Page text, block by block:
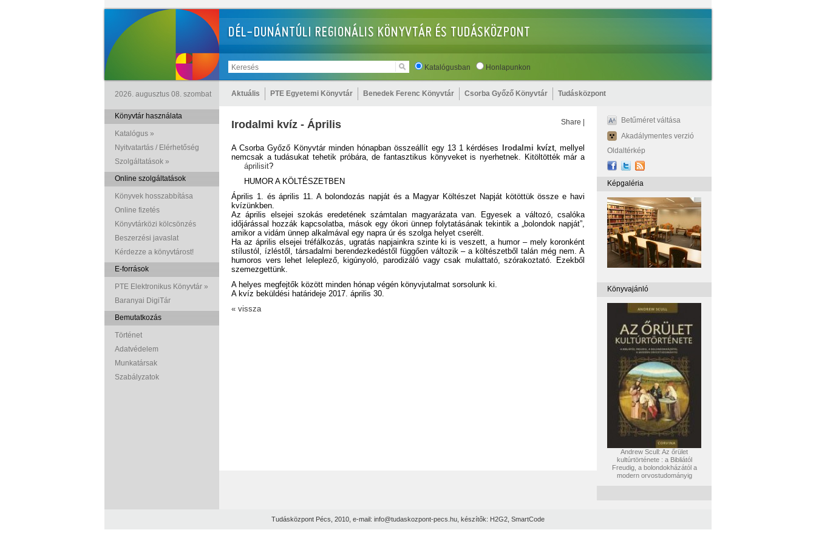
Katalógusban Honlapunkon
2026. augusztus 08. szombat Aktuális PTE Egyetemi Könyvtár Benedek Ferenc Könyvtár Csorba Győző Könyvtár Tudásközpont
Könyvtár használata
Katalógus »
Nyitvatartás / Elérhetőség
Szolgáltatások »
Online szolgáltatások
Könyvek hosszabbítása
Online fizetés
Könyvtárközi kölcsönzés
Beszerzési javaslat
Kérdezze a könyvtárost!
E-források
PTE Elektronikus Könyvtár »
Baranyai DigiTár
Bemutatkozás
Történet
Adatvédelem
Munkatársak
Szabályzatok
Share
Irodalmi kvíz - Április
A Csorba Győző Könyvtár minden hónapban összeállít egy 13 1 kérdéses Irodalmi kvízt, mellyel
nemcsak a tudásukat tehetik próbára, de fantasztikus könyveket is nyerhetnek. Kitöltötték már a
áprilisit?
HUMOR A KÖLTÉSZETBEN
Április 1. és április 11. A bolondozás napját és a Magyar Költészet Napját kötöttük össze e havi
kvízünkben.
Az április elsejei szokás eredetének számtalan magyarázata van. Egyesek a változó, csalóka
időjárással hozzák kapcsolatba, mások egy ókori ünnep folytatásának tekintik a „bolondok napját”,
amikor a vidám ünnep alkalmával egy napra úr és szolga helyet cserélt.
Ha az április elsejei tréfálkozás, ugratás napjainkra szinte ki is veszett, a humor – mely koronként
stílustól, ízléstől, társadalmi berendezkedéstől függően változik – a költészetből talán még nem. A
humoros vers lehet leleplező, kigúnyoló, parodizáló vagy csak mulattató, szórakoztató. Ezekből
szemezgettünk.
A helyes megfejtők között minden hónap végén könyvjutalmat sorsolunk ki.
A kvíz beküldési határideje 2017. április 30.
« vissza
Betűméret váltása
Akadálymentes verzió
Oldaltérkép
Képgaléria
Könyvajánló
Andrew Scull: Az őrület
kultúrtörténete : a Bibliától
Freudig, a bolondokházától a
modern orvostudományig
Tudásközpont Pécs, 2010, e-mail: info@tudaskozpont-pecs.hu , készítők: H2G2 SmartCode